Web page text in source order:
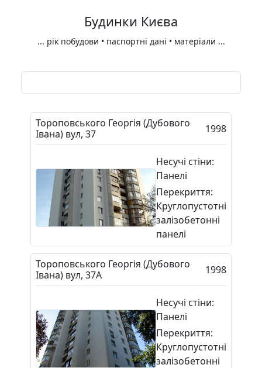
Будинки Києва
... рік побудови • паспортні дані • матеріали ...
Тороповського Георгія (Дубового
Івана) вул, 37
1998
Несучі стіни:
Панелі
Перекриття:
Круглопустотні
залізобетонні
панелі
Тороповського Георгія (Дубового
Івана) вул, 37А
1998
Несучі стіни:
Панелі
Перекриття:
Круглопустотні
залізобетонні